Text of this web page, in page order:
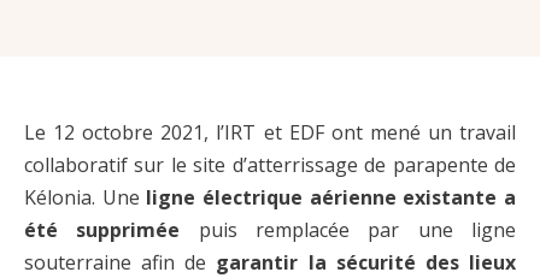
Le 12 octobre 2021, l’IRT et EDF ont mené un travail
collaboratif sur le site d’atterrissage de parapente de
Kélonia. Une ligne électrique aérienne existante a
été supprimée puis remplacée par une ligne
souterraine afin de garantir la sécurité des lieux